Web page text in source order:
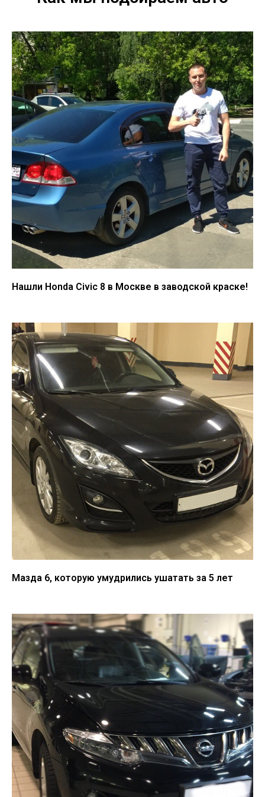
Нашли Honda Civic 8 в Москве в заводской краске!
Мазда 6, которую умудрились ушатать за 5 лет